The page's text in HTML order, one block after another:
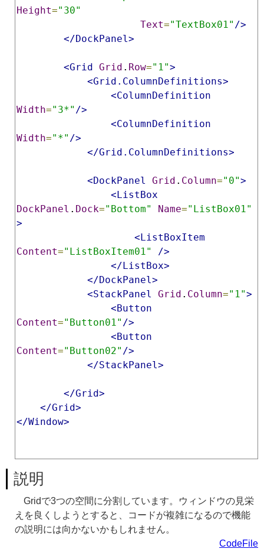
Height="30"
Text="TextBox01" />
</DockPanel>
<Grid Grid . Row="1">
<Grid.ColumnDefinitions>
<ColumnDefinition
Width="3*" />
<ColumnDefinition
Width="*" />
</Grid.ColumnDefinitions>
<DockPanel Grid . Column="0">
<ListBox
DockPanel . Dock="Bottom" Name="ListBox01"
>
<ListBoxItem
Content="ListBoxItem01"
/>
</ListBox>
</DockPanel>
<StackPanel
Grid . Column="1">
<Button
Content="Button01" />
<Button
Content="Button02" />
</StackPanel>
</Grid>
</Grid>
</Window>
説明
Gridで3つの空間に分割しています。ウィンドウの見栄
えを良くしようとすると、コードが複雑になるので機能
の説明には向かないかもしれません。
CodeFile